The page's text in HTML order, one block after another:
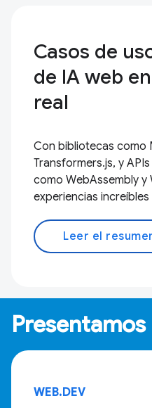
Casos de
de IA web
real
Con bibliotecas como
Transformers.js, y
como WebAssembly y
experiencias
Leer el
WEB.DEV